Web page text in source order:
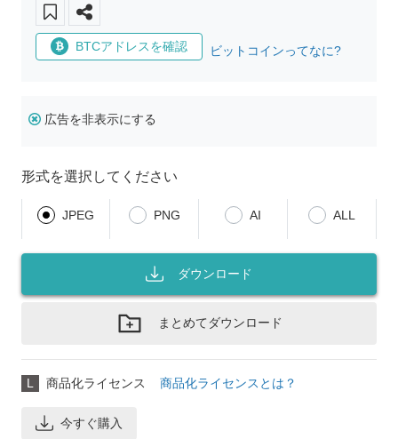
BTCアドレスを確認 ビットコインってなに?
広告を非表示にする
形式を選択してください
JPEG PNG AI ALL
ダウンロード
まとめてダウンロード
L 商品化ライセンス 商品化ライセンスとは？
今すぐ購入